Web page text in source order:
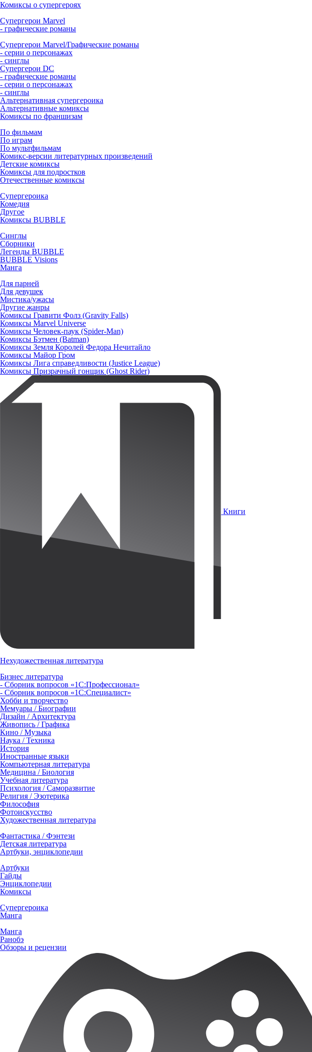
Комиксы о супергероях
Супергерои Marvel
- графические романы
Супергерои Marvel/Графические романы
- серии о персонажах
- синглы
Супергерои DC
- графические романы
- серии о персонажах
- синглы
Альтернативная супергероика
Альтернативные комиксы
Комиксы по франшизам
По фильмам
По играм
По мультфильмам
Комикс-версии литературных произведений
Детские комиксы
Комиксы для подростков
Отечественные комиксы
Супергероика
Комедия
Другое
Комиксы BUBBLE
Синглы
Сборники
Легенды BUBBLE
BUBBLE Visions
Манга
Для парней
Для девушек
Мистика/ужасы
Другие жанры
Комиксы Гравити Фолз (Gravity Falls)
Комиксы Marvel Universe
Комиксы Человек-паук (Spider-Man)
Комиксы Бэтмен (Batman)
Комиксы Земля Королей Федора Нечитайло
Комиксы Майор Гром
Комиксы Лига справедливости (Justice League)
Комиксы Призрачный гонщик (Ghost Rider)
Книги
Нехудожественная литература
Бизнес литература
- Сборник вопросов «1С:Профессионал»
- Сборник вопросов «1С:Специалист»
Хобби и творчество
Мемуары / Биографии
Дизайн / Архитектура
Живопись / Графика
Кино / Музыка
Наука / Техника
История
Иностранные языки
Компьютерная литература
Медицина / Биология
Учебная литература
Психология / Саморазвитие
Религия / Эзотерика
Философия
Фотоискусство
Художественная литература
Фантастика / Фэнтези
Детская литература
Артбуки, энциклопедии
Артбуки
Гайды
Энциклопедии
Комиксы
Супергероика
Манга
Манга
Ранобэ
Обзоры и рецензии